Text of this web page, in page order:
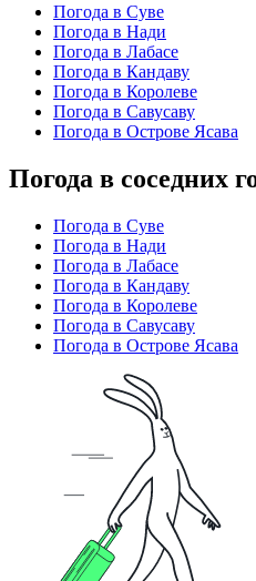
Погода в Суве
Погода в Нади
Погода в Лабасе
Погода в Кандаву
Погода в Королеве
Погода в Савусаву
Погода в Острове Ясава
Погода в соседних
Погода в Суве
Погода в Нади
Погода в Лабасе
Погода в Кандаву
Погода в Королеве
Погода в Савусаву
Погода в Острове Ясава